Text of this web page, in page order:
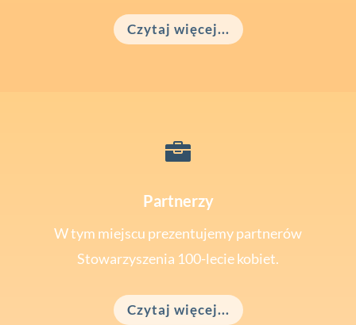
Czytaj więcej...

Partnerzy
W tym miejscu prezentujemy partnerów
Stowarzyszenia 100-lecie kobiet.
Czytaj więcej...